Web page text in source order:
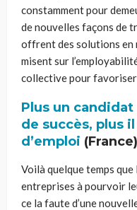
constamment pour
de nouvelles façons de
offrent des solutions en
misent sur
collective pour favoriser
Plus un
de succès, plus
d’emploi (France)
Voilà quelque temps
entreprises à pourvoir
ce la faute d’une